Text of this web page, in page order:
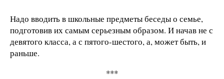
Надо вводить в школьные предметы беседы о семье,
подготовив их самым серьезным образом. И начав не с
девятого класса, а с пятого-шестого, а, может быть, и
раньше.
***